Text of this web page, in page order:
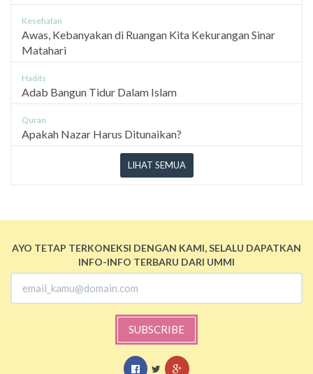
Kesehatan
Awas, Kebanyakan di Ruangan Kita Kekurangan Sinar
Matahari
Hadits
Adab Bangun Tidur Dalam Islam
Quran
Apakah Nazar Harus Ditunaikan?
LIHAT SEMUA
AYO TETAP TERKONEKSI DENGAN KAMI, SELALU DAPATKAN
INFO-INFO TERBARU DARI UMMI
SUBSCRIBE